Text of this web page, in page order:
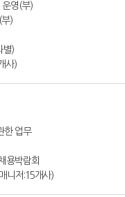
운영(부)
)
별)
사)
한 업무
용박람회
니저:15개사)